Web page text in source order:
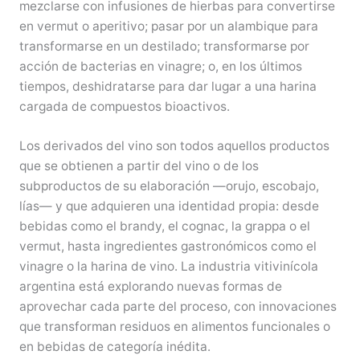
mezclarse con infusiones de hierbas para convertirse
en vermut o aperitivo; pasar por un alambique para
transformarse en un destilado; transformarse por
acción de bacterias en vinagre; o, en los últimos
tiempos, deshidratarse para dar lugar a una harina
cargada de compuestos bioactivos.
Los derivados del vino son todos aquellos productos
que se obtienen a partir del vino o de los
subproductos de su elaboración —orujo, escobajo,
lías— y que adquieren una identidad propia: desde
bebidas como el brandy, el cognac, la grappa o el
vermut, hasta ingredientes gastronómicos como el
vinagre o la harina de vino. La industria vitivinícola
argentina está explorando nuevas formas de
aprovechar cada parte del proceso, con innovaciones
que transforman residuos en alimentos funcionales o
en bebidas de categoría inédita.